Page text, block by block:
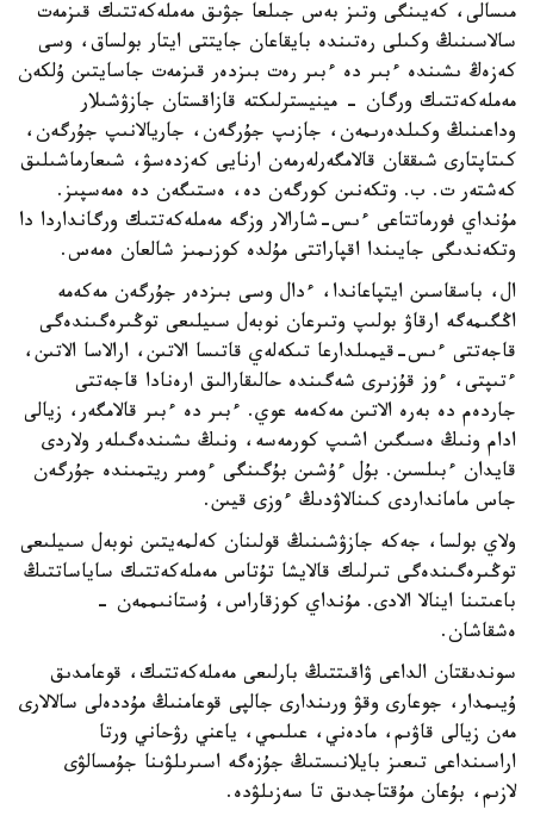
مىسالى، كەيىنگى وتىز بەس جىلعا جۋىق مەملەكەتتىك قىزمەت
سالاسىنىڭ وكىلى رەتىندە بايقاعان جايتتى ايتار بولساق، وسى
كەزەڭ ىشىندە ءبىر دە ءبىر رەت بىزدەر قىزمەت جاسايتىن ۇلكەن
مەملەكەتتىك ورگان - مينيسترلىكتە قازاقستان جازۋشىلار
وداعىنىڭ وكىلدەرىمەن، جازىپ جۇرگەن، جاريالانىپ جۇرگەن،
كىتاپتارى شىققان قالامگەرلەرمەن ارنايى كەزدەسۋ، شىعارماشىلىق
كەشتەر ت. ب. وتكەنىن كورگەن دە، ەستىگەن دە ەمەسپىز.
مۇنداي فورماتتاعى ءىس-شارالار وزگە مەملەكەتتىك ورگانداردا دا
وتكەندىگى جايىندا اقپاراتتى مۇلدە كوزىمىز شالعان ەمەس.
ال، باسقاسىن ايتپاعاندا، ءدال وسى بىزدەر جۇرگەن مەكەمە
اڭگىمەگە ارقاۋ بولىپ وتىرعان نوبەل سىيلىعى توڭىرەگىندەگى
قاجەتتى ءىس-قيمىلدارعا تىكەلەي قاتىسا الاتىن، ارالاسا الاتىن،
ءتىپتى، ءوز قۇزىرى شەگىندە حالىقارالىق ارەنادا قاجەتتى
جاردەم دە بەرە الاتىن مەكەمە عوي. ءبىر دە ءبىر قالامگەر، زيالى
ادام ونىڭ ەسىگىن اشىپ كورمەسە، ونىڭ ىشىندەگىلەر ولاردى
قايدان ءبىلسىن. بۇل ءۇشىن بۇگىنگى ءومىر ريتمىندە جۇرگەن
جاس مامانداردى كىنالاۋدىڭ ءوزى قيىن.
ولاي بولسا، جەكە جازۋشىنىڭ قولىنان كەلمەيتىن نوبەل سىيلىعى
توڭىرەگىندەگى تىرلىك قالايشا تۇتاس مەملەكەتتىك ساياساتتىڭ
باعىتىنا اينالا الادى. مۇنداي كوزقاراس، ۇستانىممەن -
ەشقاشان.
سوندىقتان الداعى ۋاقىتتىڭ بارلىعى مەملەكەتتىك، قوعامدىق
ۇيىمدار، جوعارى وقۋ ورىندارى جالپى قوعامنىڭ مۇددەلى سالالارى
مەن زيالى قاۋىم، مادەني، عىلىمي، ياعني رۋحاني ورتا
اراسىنداعى تىعىز بايلانىستىڭ جۇزەگە اسىرىلۋىنا جۇمسالۋى
لازىم، بۇعان مۇقتاجدىق تا سەزىلۋدە.